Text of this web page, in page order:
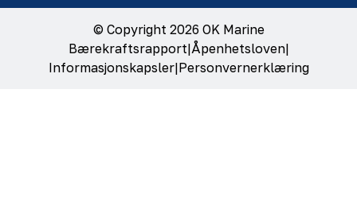
© Copyright 2026 OK Marine
Bærekraftsrapport|Åpenhetsloven|
Informasjonskapsler|Personvernerklæring